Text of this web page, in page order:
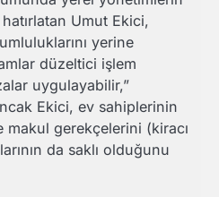
Umut Ekici,
yerine
düzeltici işlem
uygulayabilir,”
Ekici, ev sahiplerinin
makul gerekçelerini (kiracı
da saklı olduğunu